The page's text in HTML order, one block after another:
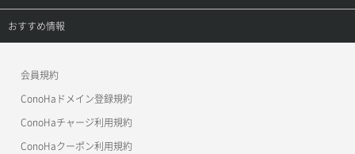
APIドキュメントVPS3.0
APIドキュメントVPS2.0
APIドキュメントVPS3.0
ご利用ガイド
サポートトップ
おすすめ情報
美雲このは徹底ガイド
会員規約
ConoHaドメイン登録規約
ConoHaチャージ利用規約
ConoHaクーポン利用規約